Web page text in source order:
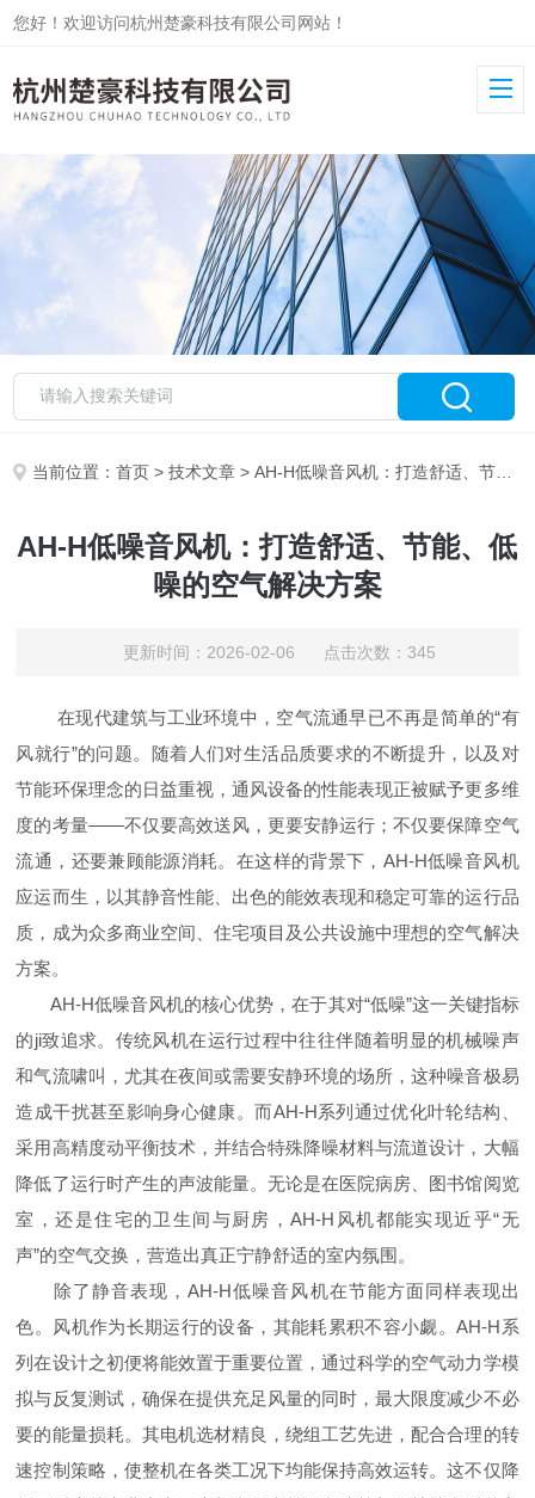
您好！欢迎访问杭州楚豪科技有限公司网站！
当前位置：首页 >技术文章 > AH-H低噪音风机：打造舒适、节能、低噪的空气解决方案
AH-H低噪音风机：打造舒适、节能、低
噪的空气解决方案
更新时间：2026-02-06 点击次数：345
在现代建筑与工业环境中，空气流通早已不再是简单的“有
风就行”的问题。随着人们对生活品质要求的不断提升，以及对
节能环保理念的日益重视，通风设备的性能表现正被赋予更多维
度的考量——不仅要高效送风，更要安静运行；不仅要保障空气
流通，还要兼顾能源消耗。在这样的背景下，AH-H低噪音风机
应运而生，以其静音性能、出色的能效表现和稳定可靠的运行品
质，成为众多商业空间、住宅项目及公共设施中理想的空气解决
方案。
AH-H低噪音风机的核心优势，在于其对“低噪”这一关键指标
的ji致追求。传统风机在运行过程中往往伴随着明显的机械噪声
和气流啸叫，尤其在夜间或需要安静环境的场所，这种噪音极易
造成干扰甚至影响身心健康。而AH-H系列通过优化叶轮结构、
采用高精度动平衡技术，并结合特殊降噪材料与流道设计，大幅
降低了运行时产生的声波能量。无论是在医院病房、图书馆阅览
室，还是住宅的卫生间与厨房，AH-H风机都能实现近乎“无
声”的空气交换，营造出真正宁静舒适的室内氛围。
除了静音表现，AH-H低噪音风机在节能方面同样表现出
色。风机作为长期运行的设备，其能耗累积不容小觑。AH-H系
列在设计之初便将能效置于重要位置，通过科学的空气动力学模
拟与反复测试，确保在提供充足风量的同时，最大限度减少不必
要的能量损耗。其电机选材精良，绕组工艺先进，配合合理的转
速控制策略，使整机在各类工况下均能保持高效运转。这不仅降